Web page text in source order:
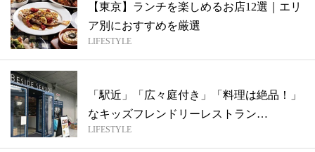
【東京】ランチを楽しめるお店12選｜エリ
ア別におすすめを厳選
LIFESTYLE
「駅近」「広々庭付き」「料理は絶品！」
なキッズフレンドリーレストラン
【BESID...
LIFESTYLE